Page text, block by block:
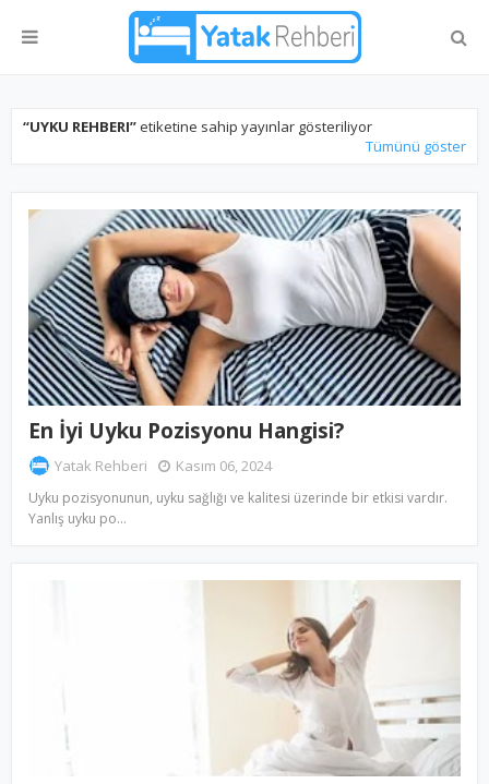
UYKU REHBERI etiketine sahip yayınlar gösteriliyor
Tümünü göster
En İyi Uyku Pozisyonu Hangisi?
Yatak Rehberi Kasım 06, 2024
Uyku pozisyonunun, uyku sağlığı ve kalitesi üzerinde bir etkisi vardır.
Yanlış uyku po…